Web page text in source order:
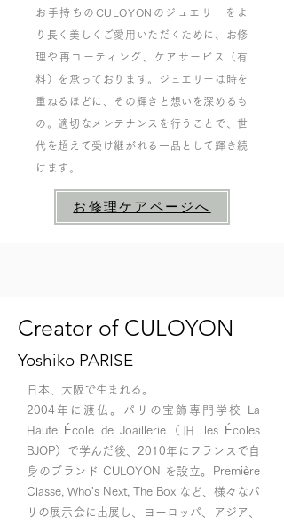
お手持ちのCULOYONのジュエリーをよ
り長く美しくご愛用いただくために、 お修
理や再コーティング、ケアサービス（有
料）を承っております。ジュエリーは時を
重ねるほどに、その輝きと想いを深めるも
の。適切なメンテナンスを行うことで、世
代を超えて受け継がれる一品として輝き続
けます。
お修理ケアページへ
Creator of CULOYON
Yoshiko PARISE
日本、大阪で生まれる。
2004年に渡仏。パリの宝飾専門学校 La
Haute École de Joaillerie（旧 les Écoles
BJOP）で学んだ後、2010年にフランスで自
身のブランド CULOYON を設立。Première
Classe, Who's Next, The Box など、様々なパ
リの展示会に出展し、ヨーロッパ、アジア、